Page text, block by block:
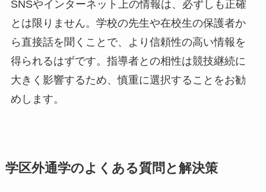
SNSやインターネット上の情報は、必ずしも正確
とは限りません。学校の先生や在校生の保護者か
ら直接話を聞くことで、より信頼性の高い情報を
得られるはずです。指導者との相性は競技継続に
大きく影響するため、慎重に選択することをお勧
めします。
学区外通学のよくある質問と解決策